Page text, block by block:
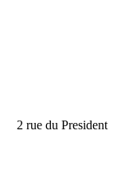
2 rue du President